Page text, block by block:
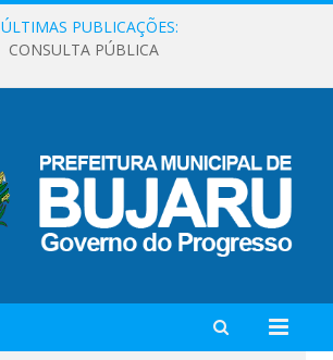
ÚLTIMAS PUBLICAÇÕES:
CONSULTA PÚBLICA